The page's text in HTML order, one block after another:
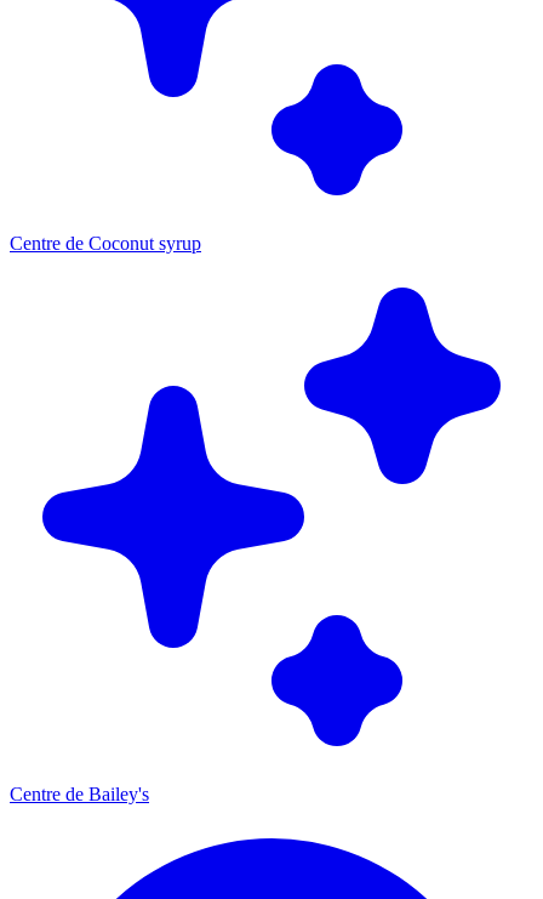
Centre de Coconut syrup
Centre de Bailey's